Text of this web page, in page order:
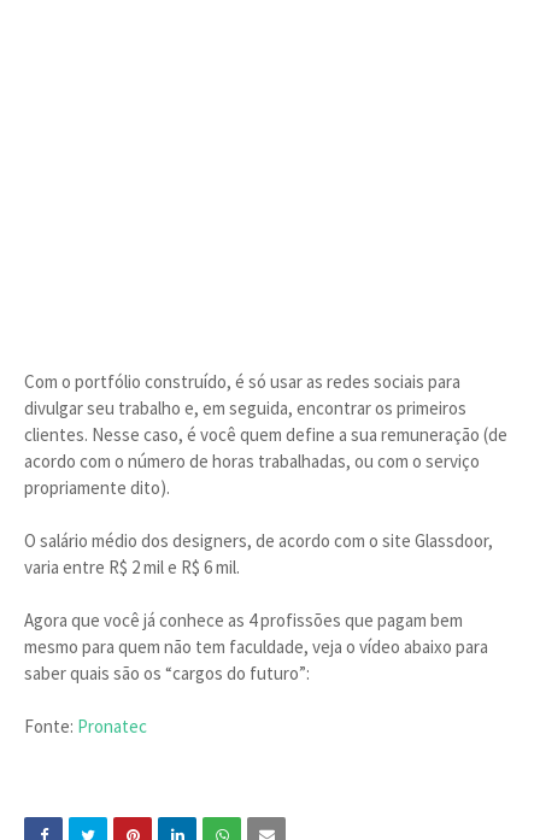
Com o portfólio construído, é só usar as redes sociais para
divulgar seu trabalho e, em seguida, encontrar os primeiros
clientes. Nesse caso, é você quem define a sua remuneração (de
acordo com o número de horas trabalhadas, ou com o serviço
propriamente dito).
O salário médio dos designers, de acordo com o site Glassdoor,
varia entre R$ 2 mil e R$ 6 mil.
Agora que você já conhece as 4 profissões que pagam bem
mesmo para quem não tem faculdade, veja o vídeo abaixo para
saber quais são os “cargos do futuro”:
Fonte: Pronatec